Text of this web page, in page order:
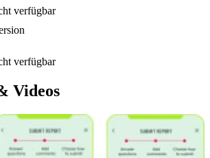
verfügbar
verfügbar
Videos